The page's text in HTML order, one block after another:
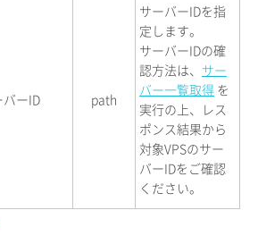
バーID path
サーバーIDを指
定します。
サーバーIDの確
認方法は、 サー
バー一覧取得 を
実行の上、レス
ポンス結果から
対象VPSのサー
バーIDをご確認
ください。